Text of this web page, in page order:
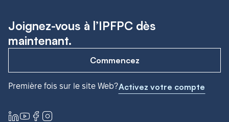
Joignez-vous à l’IPFPC dès
maintenant.
Commencez
Première fois sur le site Web?Activez votre compte